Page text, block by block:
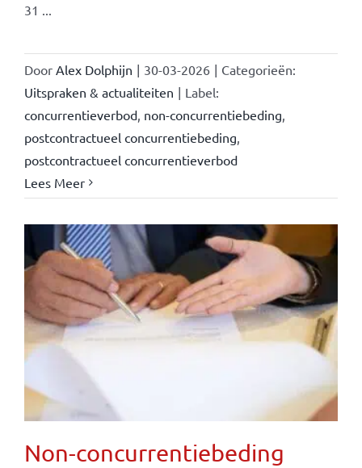
31 ...
Door Alex Dolphijn | 30-03-2026 | Categorieën:
Uitspraken & actualiteiten | Label:
concurrentieverbod, non-concurrentiebeding
postcontractueel concurrentiebeding
postcontractueel concurrentieverbod
Lees Meer
Non-concurrentiebeding